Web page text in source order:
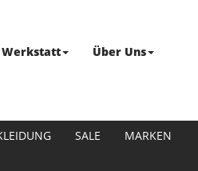
Werkstatt Über Uns
SALE MARKEN